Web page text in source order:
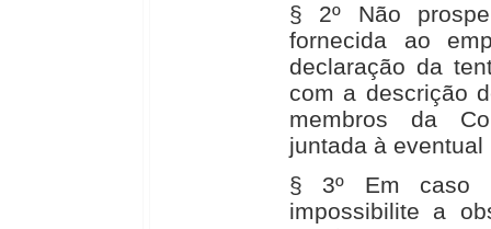
§ 2º Não
fornecida ao
declaração da
com a descrição
membros da
juntada à
§ 3º Em caso
impossibilite a